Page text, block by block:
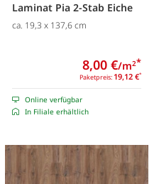
Laminat Pia 2-Stab Eiche
ca. 19,3 x 137,6 cm
Paketpreis: 19,12 €*
8,00 €/m2*
Online verfügbar
In Filiale erhältlich